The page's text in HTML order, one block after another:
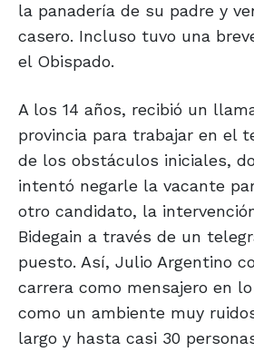
la panadería de su padre y
casero. Incluso tuvo una
el Obispado.
A los 14 años, recibió un
provincia para trabajar en el
de los obstáculos iniciales,
intentó negarle la vacante
otro candidato, la
Bidegain a través de un
puesto. Así, Julio Argentino
carrera como mensajero en
como un ambiente muy
largo y hasta casi 30